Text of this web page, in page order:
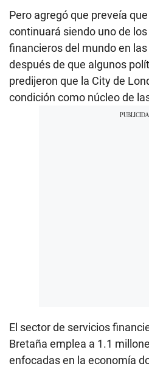
Pero agregó que preveía
continuará siendo uno de
financieros del mundo en
después de que algunos
predijeron que la City de
condición como núcleo de
El sector de servicios
Bretaña emplea a 1.1
enfocadas en la economía